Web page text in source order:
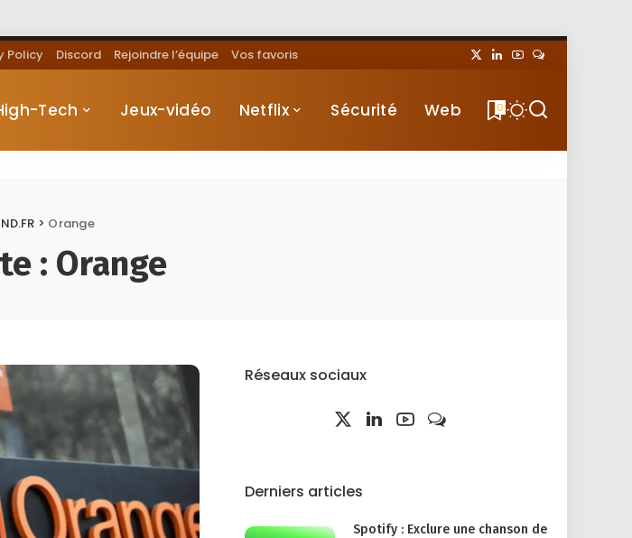
Policy Discord Rejoindre l’équipe Vos favoris
Tech Jeux-vidéo Netflix Sécurité Web 0
> Orange
: Orange
Réseaux sociaux
Derniers articles
Spotify : Exclure une chanson de